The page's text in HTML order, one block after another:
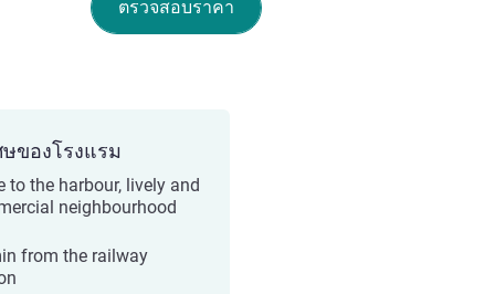
ตรวจสอบราคา
ของโรงแรม
to the harbour, lively and
neighbourhood
from the railway